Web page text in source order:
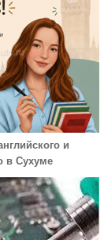
и
в Сухуме